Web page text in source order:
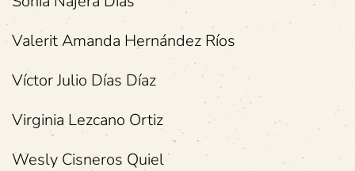
Valerit Amanda Hernández Ríos
Víctor Julio Días Díaz
Virginia Lezcano Ortiz
Wesly Cisneros Quiel